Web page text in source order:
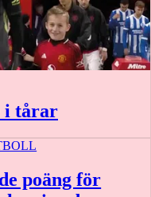
i tårar
poäng för